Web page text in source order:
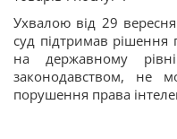
Ухвалою від 29
суд підтримав рішення
на державному
законодавством, не
порушення права